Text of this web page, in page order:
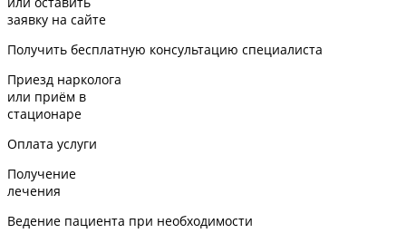
заявку на сайте
Получить бесплатную консультацию специалиста
Приезд нарколога
или приём в
стационаре
Оплата услуги
Получение
лечения
Ведение пациента при необходимости